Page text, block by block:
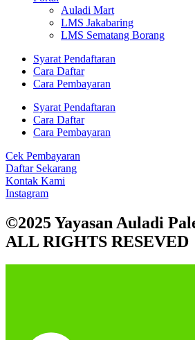
Auladi Mart
LMS Jakabaring
LMS Sematang Borang
Syarat Pendaftaran
Cara Daftar
Cara Pembayaran
Syarat Pendaftaran
Cara Daftar
Cara Pembayaran
Cek Pembayaran
Daftar Sekarang
Kontak Kami
Instagram
©2025 Yayasan Auladi
ALL RIGHTS RESEVED